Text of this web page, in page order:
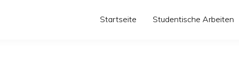
Startseite Studentische Arbeiten